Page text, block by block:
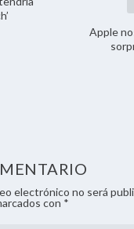
Apple
electrónico no será
con *